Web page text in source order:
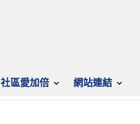
社區愛加倍 網站連結